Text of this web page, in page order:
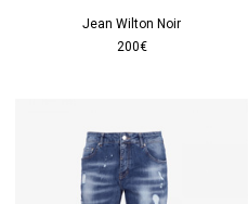
Jean Wilton Noir
200€